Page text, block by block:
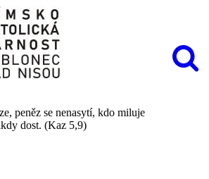
peněz se nenasytí, kdo miluje
dost. (Kaz 5,9)